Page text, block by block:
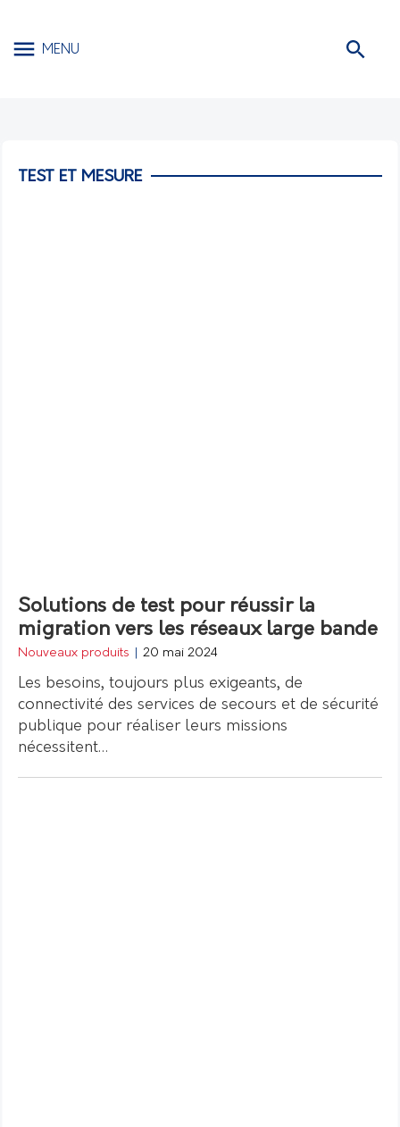
MENU
TEST ET MESURE
Solutions de test pour réussir la
migration vers les réseaux large bande
Nouveaux produits 20 mai 2024
Les besoins, toujours plus exigeants, de
connectivité des services de secours et de sécurité
publique pour réaliser leurs missions
nécessitent…